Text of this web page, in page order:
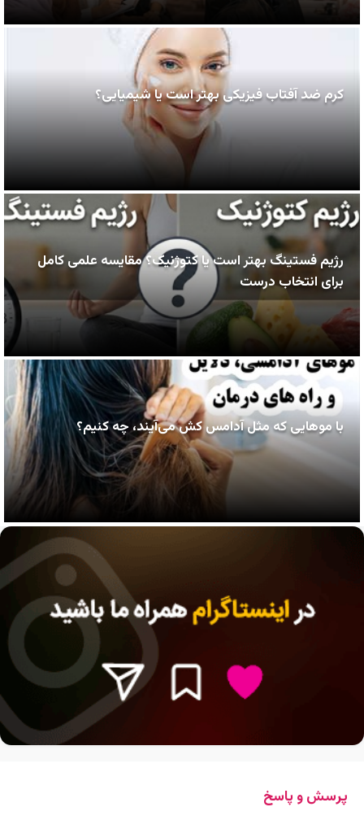
کرم ضد آفتاب فیزیکی بهتر است یا شیمیایی؟
رژیم فستینگ بهتر است یا کتوژنیک؟ مقایسه علمی کامل
برای انتخاب درست
با موهایی که مثل آدامس کش می‌آیند، چه کنیم؟
پرسش و پاسخ